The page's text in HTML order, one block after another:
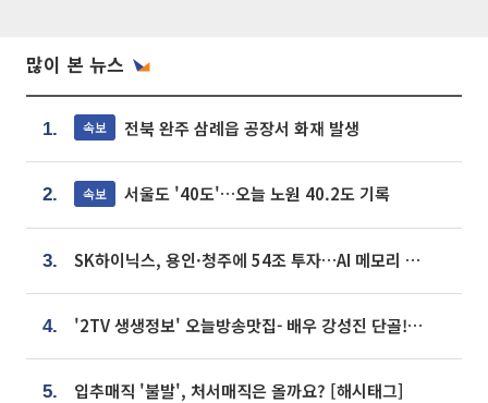
많이 본 뉴스
1. 속보 전북 완주 삼례읍 공장서 화재 발생
2. 속보 서울도 '40도'…오늘 노원 40.2도 기록
3. SK하이닉스, 용인·청주에 54조 투자…AI 메모리 생산기지 키운다
4. '2TV 생생정보' 오늘방송맛집- 배우 강성진 단골! 쌀국수ㆍ푸팟퐁 커리 맛집 '블○○○'
5. 입추매직 '불발', 처서매직은 올까요? [해시태그]